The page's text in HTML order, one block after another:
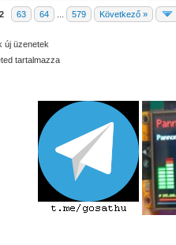
63 64 579 Következő »
új üzenetek
tartalmazza